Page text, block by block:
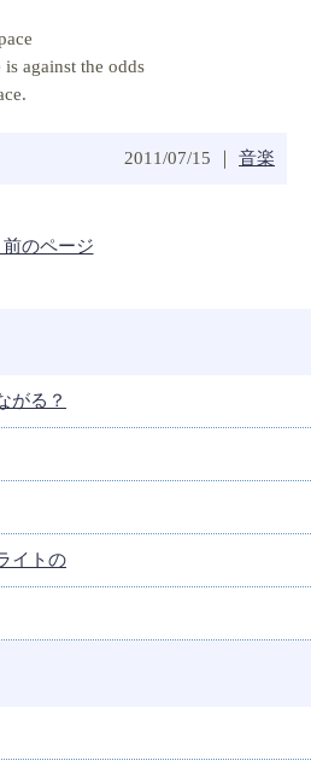
against the odds
2011/07/15 ｜ 音楽
前のページ
がる？
イトの